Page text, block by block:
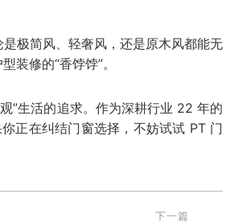
极简风、轻奢风，还是原木风都能无
装修的“香饽饽”。
”生活的追求。作为深耕行业 22 年的
正在纠结门窗选择，不妨试试 PT 门
下一篇